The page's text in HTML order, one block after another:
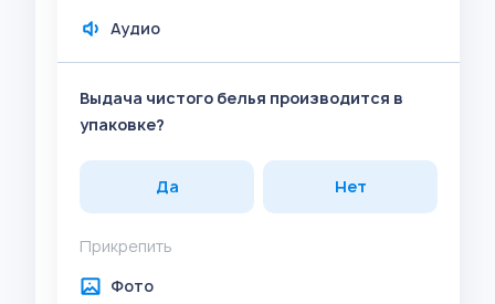
Аудио
Выдача чистого белья производится в
упаковке?
Да Нет
Прикрепить
Фото